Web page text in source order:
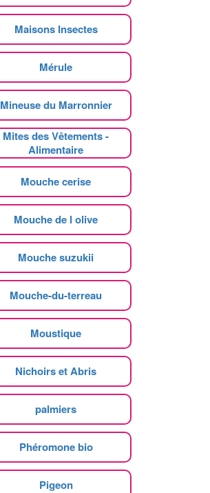
Maisons Insectes
Mérule
Mineuse du Marronnier
Mites des Vêtements -
Alimentaire
Mouche cerise
Mouche de l olive
Mouche suzukii
Mouche-du-terreau
Moustique
Nichoirs et Abris
palmiers
Phéromone bio
Pigeon